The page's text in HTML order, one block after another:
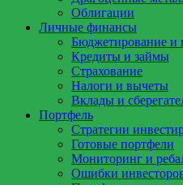
Облигации
Личные финансы
Бюджетирование и
Кредиты и займы
Страхование
Налоги и вычеты
Вклады и
Портфель
Стратегии
Готовые портфели
Мониторинг и
Ошибки